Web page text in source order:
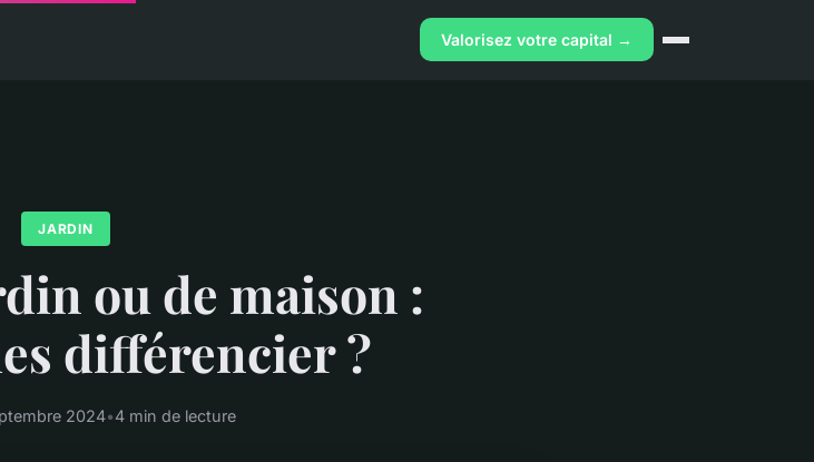
Valorisez votre capital →
JARDIN
ou de maison :
différencier ?
2024•4 min de lecture